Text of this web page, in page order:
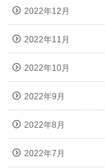
2022年12月
2022年11月
2022年10月
2022年9月
2022年8月
2022年7月